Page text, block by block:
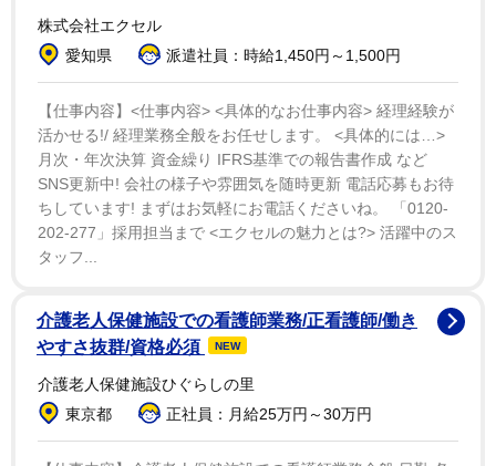
その凛々しさたるや、数カ月前のおどおどしていた彼と
はまったくの別人。きっと地球の未来を支える若者へと
成長していくに違いありません。
そんな入学式のシーズンは、学校にとって変化の時で
もあります。来春の入試要項の発表や、人事異動。3学
期終了段階で離任が発表されることも多いですが、新し
く赴任される先生が誰なのか、どのような方なのか。と
りわけ校長先生が変わるとなると、生徒や保護者さまは
えて誤解を恐れず申し上げると、ジャンヌダルクのよう
なひとりの強い意思で、学校が劇的に変化することもあ
ります。
上記、近年での最たる例として箕面自由学園(大阪府豊
株式会社エクセル
愛知県
派遣社員：時給1,450円～1,500円
【仕事内容】<仕事内容> <具体的なお仕事内容> 経理経験が
活かせる!/ 経理業務全般をお任せします。 <具体的には…>
月次・年次決算 資金繰り IFRS基準での報告書作成 など
SNS更新中! 会社の様子や雰囲気を随時更新 電話応募もお待
ちしています! まずはお気軽にお電話くださいね。 「0120-
202-277」採用担当まで <エクセルの魅力とは?> 活躍中のス
タッフ...
介護老人保健施設での看護師業務/正看護師/働き
やすさ抜群/資格必須
NEW
介護老人保健施設ひぐらしの里
東京都
正社員：月給25万円～30万円